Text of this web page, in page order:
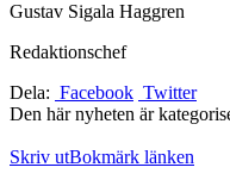
Gustav Sigala Haggren
Redaktionschef
Dela: Facebook Twitter
Den här nyheten är
Skriv utBokmärk länken